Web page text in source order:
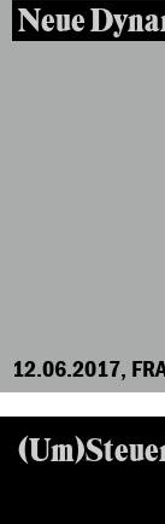
Neue
12.06.2017,